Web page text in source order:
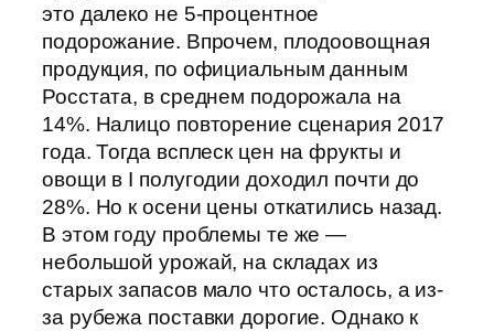
это далеко не 5-процентное
подорожание. Впрочем, плодоовощная
продукция, по официальным данным
Росстата, в среднем подорожала на
14%. Налицо повторение сценария 2017
года. Тогда всплеск цен на фрукты и
овощи в I полугодии доходил почти до
28%. Но к осени цены откатились назад.
В этом году проблемы те же —
небольшой урожай, на складах из
старых запасов мало что осталось, а из-
за рубежа поставки дорогие. Однако к